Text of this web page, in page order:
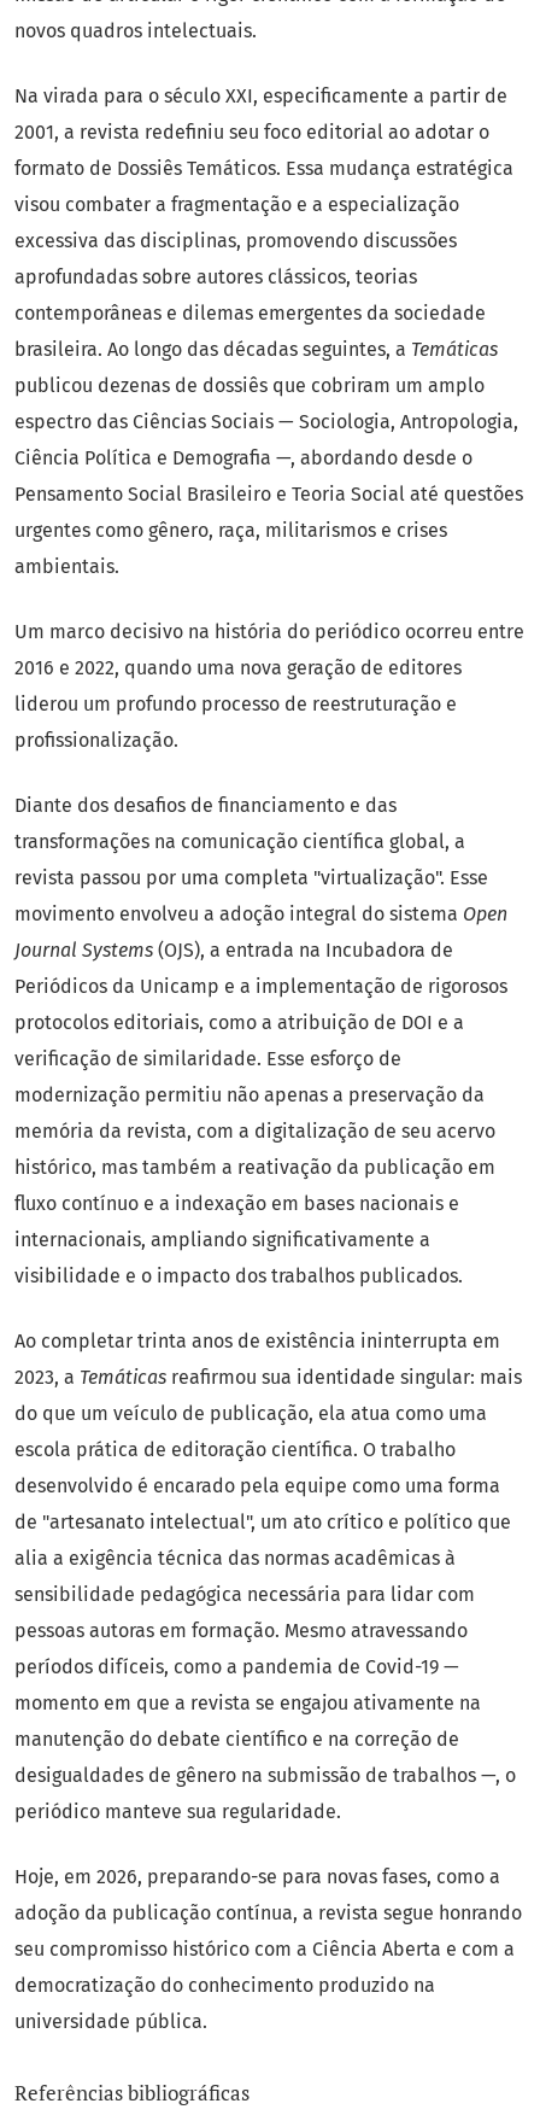
novos quadros intelectuais.
Na virada para o século XXI, especificamente a partir de
2001, a revista redefiniu seu foco editorial ao adotar o
formato de Dossiês Temáticos. Essa mudança estratégica
visou combater a fragmentação e a especialização
excessiva das disciplinas, promovendo discussões
aprofundadas sobre autores clássicos, teorias
contemporâneas e dilemas emergentes da sociedade
brasileira. Ao longo das décadas seguintes, a Temáticas
publicou dezenas de dossiês que cobriram um amplo
espectro das Ciências Sociais — Sociologia, Antropologia,
Ciência Política e Demografia —, abordando desde o
Pensamento Social Brasileiro e Teoria Social até questões
urgentes como gênero, raça, militarismos e crises
ambientais.
Um marco decisivo na história do periódico ocorreu entre
2016 e 2022, quando uma nova geração de editores
liderou um profundo processo de reestruturação e
profissionalização.
Diante dos desafios de financiamento e das
transformações na comunicação científica global, a
revista passou por uma completa "virtualização". Esse
movimento envolveu a adoção integral do sistema Open
Journal Systems (OJS), a entrada na Incubadora de
Periódicos da Unicamp e a implementação de rigorosos
protocolos editoriais, como a atribuição de DOI e a
verificação de similaridade. Esse esforço de
modernização permitiu não apenas a preservação da
memória da revista, com a digitalização de seu acervo
histórico, mas também a reativação da publicação em
fluxo contínuo e a indexação em bases nacionais e
internacionais, ampliando significativamente a
visibilidade e o impacto dos trabalhos publicados.
Ao completar trinta anos de existência ininterrupta em
2023, a Temáticas reafirmou sua identidade singular: mais
do que um veículo de publicação, ela atua como uma
escola prática de editoração científica. O trabalho
desenvolvido é encarado pela equipe como uma forma
de "artesanato intelectual", um ato crítico e político que
alia a exigência técnica das normas acadêmicas à
sensibilidade pedagógica necessária para lidar com
pessoas autoras em formação. Mesmo atravessando
períodos difíceis, como a pandemia de Covid-19 —
momento em que a revista se engajou ativamente na
manutenção do debate científico e na correção de
desigualdades de gênero na submissão de trabalhos —, o
periódico manteve sua regularidade.
Hoje, em 2026, preparando-se para novas fases, como a
adoção da publicação contínua, a revista segue honrando
seu compromisso histórico com a Ciência Aberta e com a
democratização do conhecimento produzido na
universidade pública.
Referências bibliográficas